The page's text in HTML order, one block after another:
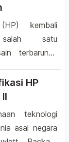
kembali
salah satu
terbarunya
sebuah
untuk
perusahaan
ini memiliki
HP
teknologi
asal negara